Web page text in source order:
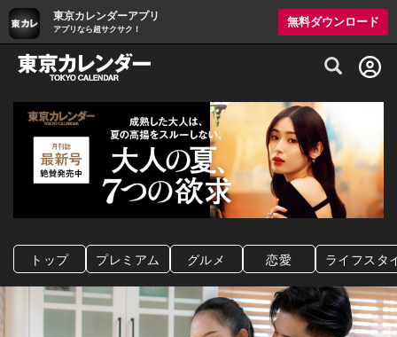
東京カレンダーアプリ
アプリなら超サクサク！
無料ダウンロード
グルメ情報・プレミアムレストラン予約
トップ プレミアム グルメ 恋愛 ライフスタ